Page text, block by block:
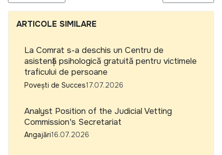
ARTICOLE SIMILARE
La Comrat s-a deschis un Centru de
asistență psihologică gratuită pentru victimele
traficului de persoane
Povești de Succes17.07.2026
Analyst Position of the Judicial Vetting
Commission's Secretariat
Angajări16.07.2026